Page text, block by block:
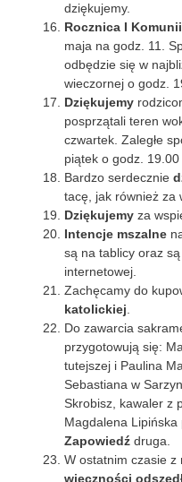
dziękujemy.
Rocznica I
maja na godz. 11.
odbędzie się w
wieczornej o godz.
Dziękujemy
posprzątali teren
czwartek. Zaległe
piątek o godz.
Bardzo serdecznie
tacę, jak również za
Dziękujemy za
Intencje mszalne
są na tablicy oraz
internetowej.
Zachęcamy do
katolickiej.
Do zawarcia
przygotowują się:
tutejszej i Paulina
Sebastiana w
Skrobisz, kawaler z
Magdalena
Zapowiedź druga.
W ostatnim czasie z
wieczności